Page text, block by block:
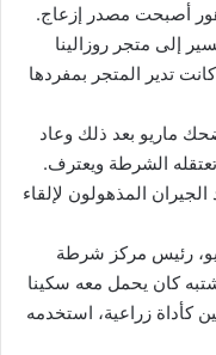
أصبحت مصدر إزعاج.
إلى متجر روزالينا
تدير المتجر بمفردها
ماريو بعد ذلك وعاد
الشرطة ويعترف.
المذهولون لإلقاء
رئيس مركز شرطة
كان يحمل معه سكينا
كأداة زراعية، استخدمه